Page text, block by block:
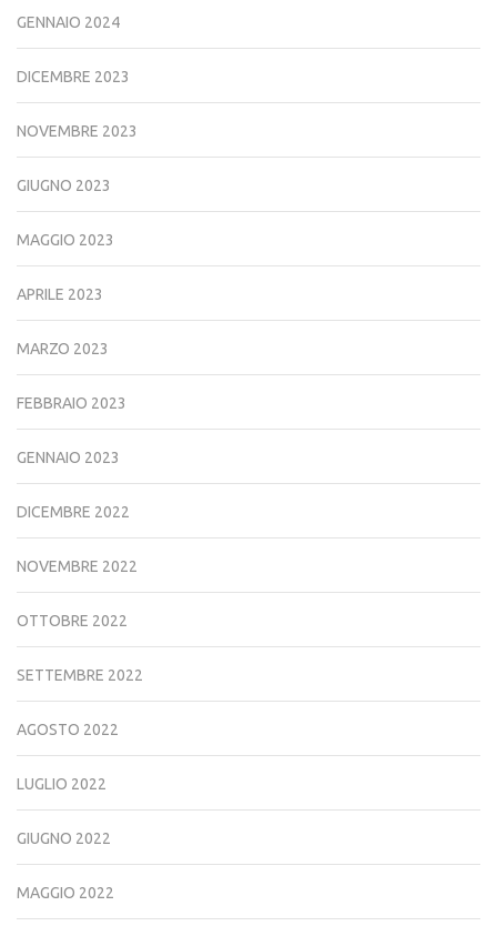
GENNAIO 2024
DICEMBRE 2023
NOVEMBRE 2023
GIUGNO 2023
MAGGIO 2023
APRILE 2023
MARZO 2023
FEBBRAIO 2023
GENNAIO 2023
DICEMBRE 2022
NOVEMBRE 2022
OTTOBRE 2022
SETTEMBRE 2022
AGOSTO 2022
LUGLIO 2022
GIUGNO 2022
MAGGIO 2022